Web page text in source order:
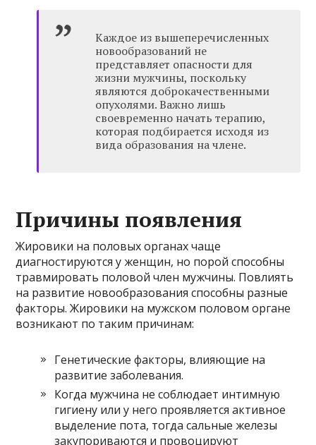
Каждое из вышеперечисленных
новообразований не
представляет опасности для
жизни мужчины, поскольку
являются доброкачественными
опухолями. Важно лишь
своевременно начать терапию,
которая подбирается исходя из
вида образования на члене.
Причины появления
Жировики на половых органах чаще
диагностируются у женщин, но порой способны
травмировать половой член мужчины. Повлиять
на развитие новообразования способны разные
факторы. Жировики на мужском половом органе
возникают по таким причинам:
Генетические факторы, влияющие на
развитие заболевания.
Когда мужчина не соблюдает интимную
гигиену или у него проявляется активное
выделение пота, тогда сальные железы
закупориваются и провоцируют